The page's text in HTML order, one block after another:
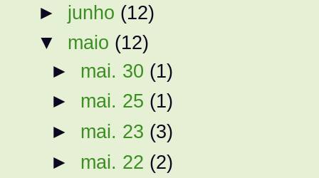
► junho (12)
▼ maio (12)
► mai. 30 (1)
► mai. 25 (1)
► mai. 23 (3)
► mai. 22 (2)